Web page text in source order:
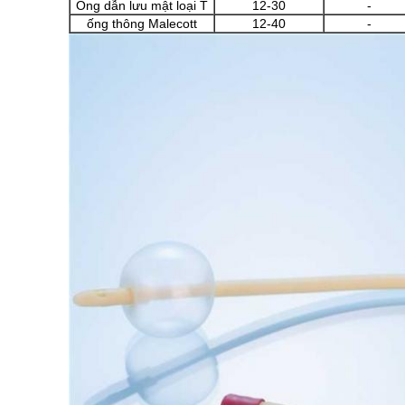
Ống dẫn lưu mật loại T 12-30
-
ống thông Malecott
12-40 -